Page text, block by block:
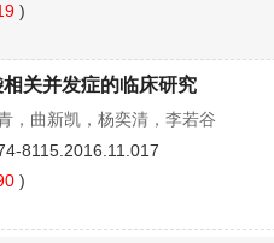
)
关并发症的临床研究
，曲新凯，杨奕清，李若谷
8115.2016.11.017
)